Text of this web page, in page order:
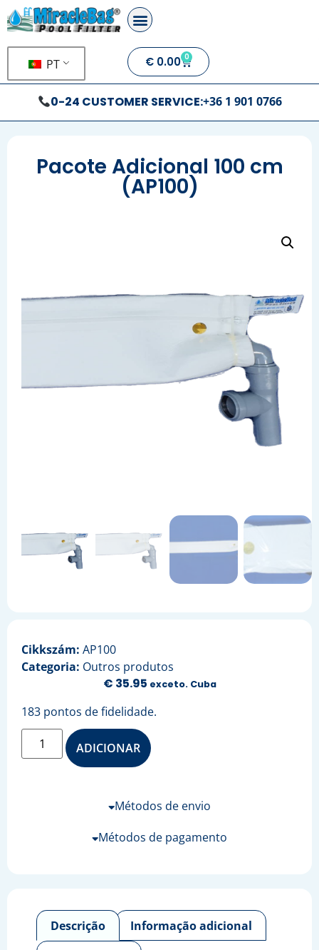
PT € 0.00 0
0-24 CUSTOMER SERVICE:+36 1 901 0766
Pacote Adicional 100 cm
(AP100)
Cikkszám: AP100
Categoria: Outros produtos
€ 35.95 exceto. Cuba
183 pontos de fidelidade.
ADICIONAR
Métodos de envio
Métodos de pagamento
Descrição
Informação adicional